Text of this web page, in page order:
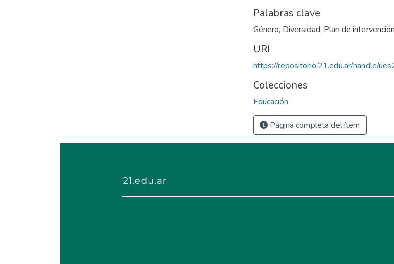
Palabras clave
Género, Diversidad, Plan de intervención
URI
https://repositorio.21.edu.ar/handle/
Colecciones
Educación
Página completa del ítem